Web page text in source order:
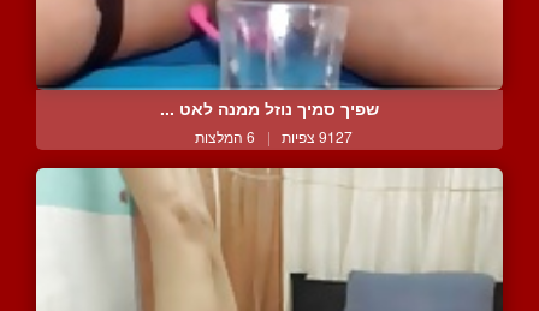
שפיך סמיך נוזל ממנה לאט ...
9127 צפיות | 6 המלצות